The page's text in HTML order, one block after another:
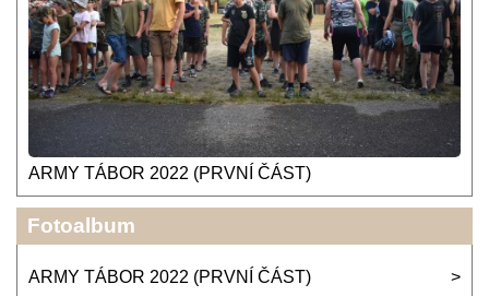
ARMY TÁBOR 2022 (PRVNÍ ČÁST)
Fotoalbum
ARMY TÁBOR 2022 (PRVNÍ ČÁST)